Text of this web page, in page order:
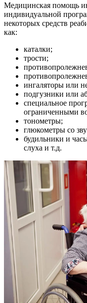
Медицинская помощь
индивидуальной
некоторых средств
как:
каталки;
трости;
ингаляторы или
подгузники или
специальное
ограниченными
тонометры;
глюкометры со
будильники и
слуха и т.д.